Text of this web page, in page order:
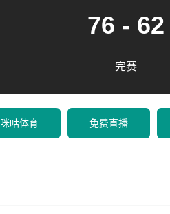
76 - 62
完赛
咪咕体育 免费直播